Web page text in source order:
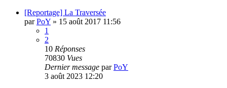
[Reportage] La Traversée
parPoY » 15 août 2017 11:56
1
2
10 Réponses
70830 Vues
Dernier message parPoY
3 août 2023 12:20